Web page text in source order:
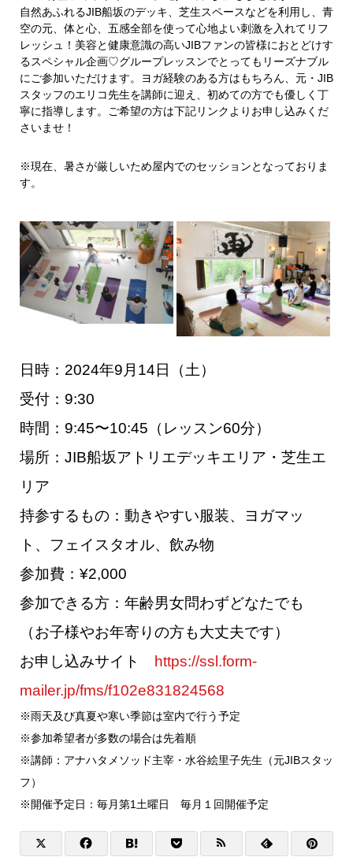
自然あふれるJIB船坂のデッキ、芝生スペースなどを利用し、青
空の元、体と心、五感全部を使って心地よい刺激を入れてリフ
レッシュ！美容と健康意識の高いJIBファンの皆様におとどけす
るスペシャル企画♡グループレッスンでとってもリーズナブル
にご参加いただけます。ヨガ経験のある方はもちろん、元・JIB
スタッフのエリコ先生を講師に迎え、初めての方でも優しく丁
寧に指導します。ご希望の方は下記リンクよりお申し込みくだ
さいませ！
※現在、暑さが厳しいため屋内でのセッションとなっておりま
す。
日時：2024年9月14 日（土）
受付：9:30
時間：9:45〜10:45（レッスン60分）
場所：JIB船坂アトリエデッキエリア・芝生エ
リア
持参するもの：動きやすい服装、ヨガマッ
ト、フェイスタオル、飲み物
参加費：¥2,000
参加できる方：年齢男女問わずどなたでも
（お子様やお年寄りの方も大丈夫です）
お申し込みサイト
https://ssl.form-
mailer.jp/fms/f102e831824568
※雨天及び真夏や寒い季節は室内で行う予定
※参加希望者が多数の場合は先着順
※講師：アナハタメソッド主宰・水谷絵里子先生（元JIBスタッ
フ）
※開催予定日：毎月第1土曜日 毎月１回開催予定